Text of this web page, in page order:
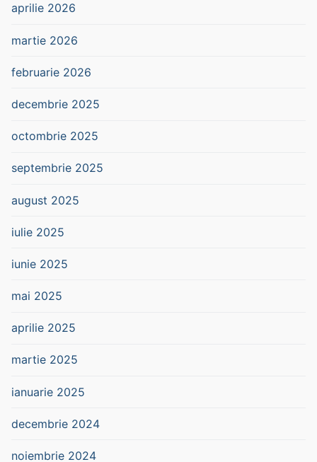
aprilie 2026
martie 2026
februarie 2026
decembrie 2025
octombrie 2025
septembrie 2025
august 2025
iulie 2025
iunie 2025
mai 2025
aprilie 2025
martie 2025
ianuarie 2025
decembrie 2024
noiembrie 2024